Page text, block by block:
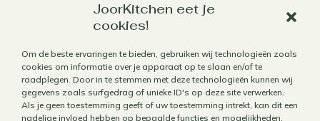
JoorKitchen eet je
cookies!
Om de beste ervaringen te bieden, gebruiken wij technologieën zoals
cookies om informatie over je apparaat op te slaan en/of te
raadplegen. Door in te stemmen met deze technologieën kunnen wij
gegevens zoals surfgedrag of unieke ID's op deze site verwerken.
Als je geen toestemming geeft of uw toestemming intrekt, kan dit een
nadelige invloed hebben op bepaalde functies en mogelijkheden.
Contact
Algemene voorwaarden
Privacybeleid